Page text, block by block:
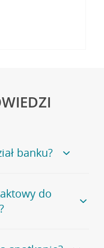
banku?
na
znajduje się
do
numeru